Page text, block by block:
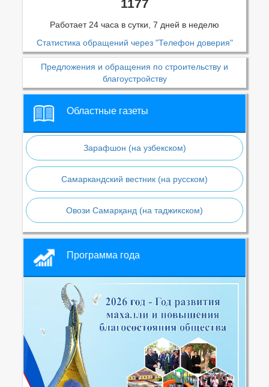
1177
Работает 24 часа в сутки, 7 дней в неделю
Статистика обращений через "Телефон доверия"
Предложения и обращения по строительству и
благоустройству
Областные газеты
Зарафшон (на узбекском)
Самаркандский вестник (на русском)
Овози Самарқанд (на таджикском)
Программа года